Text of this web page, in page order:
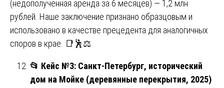
(недополученная аренда за 6 месяцев) — 1,2 млн
рублей. Наше заключение признано образцовым и
использовано в качестве прецедента для аналогичных
споров в крае. 📑🕺⚖️
📂 Кейс №3: Санкт-Петербург, исторический
дом на Мойке (деревянные перекрытия, 2025)